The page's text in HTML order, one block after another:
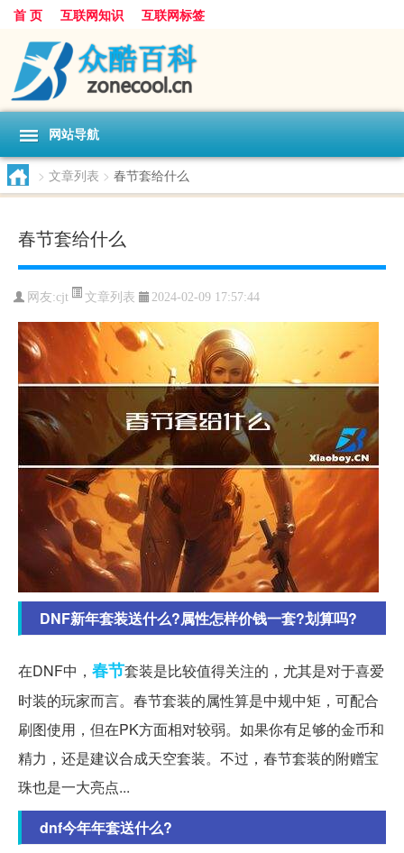
首 页 互联网知识 互联网标签
网站导航
> 文章列表 > 春节套给什么
春节套给什么
网友:cjt 文章列表 2024-02-09 17:57:44
DNF新年套装送什么?属性怎样价钱一套?划算吗?
在DNF中， 春节套装是比较值得关注的，尤其是对于喜爱
时装的玩家而言。春节套装的属性算是中规中矩，可配合
刷图使用，但在PK方面相对较弱。如果你有足够的金币和
精力，还是建议合成天空套装。不过，春节套装的附赠宝
珠也是一大亮点...
dnf今年年套送什么?